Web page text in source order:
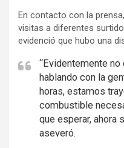
En contacto con la
visitas a diferentes
evidenció que hubo una
“Evidentemente
hablando con la
horas, estamos
combustible
que esperar, ahora
aseveró.